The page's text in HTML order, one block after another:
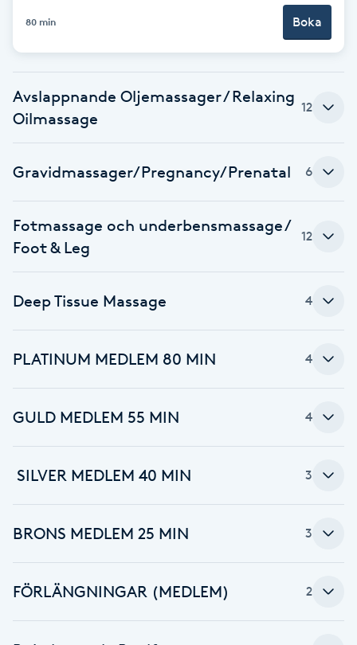
Fransfärgning
Fransförlängning
Fransförlängning Volym
Fransk manikyr
Frekvensterapi
Friskvårdsmassage
Frisör
80 min Boka
Avslappnande Oljemassager / Relaxing
Oilmassage
12
Gravidmassager/Pregnancy/Prenatal 6
Fotmassage och underbensmassage /
Foot & Leg
12
Deep Tissue Massage 4
PLATINUM MEDLEM 80 MIN 4
GULD MEDLEM 55 MIN 4
️ SILVER MEDLEM 40 MIN 3
BRONS MEDLEM 25 MIN 3
FÖRLÄNGNINGAR (MEDLEM) 2